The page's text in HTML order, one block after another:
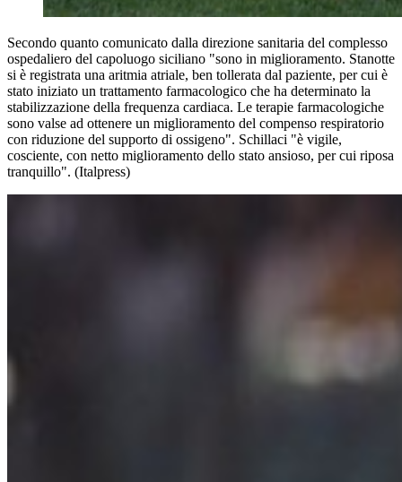
Secondo quanto comunicato dalla direzione sanitaria del complesso
ospedaliero del capoluogo siciliano "sono in miglioramento. Stanotte
si è registrata una aritmia atriale, ben tollerata dal paziente, per cui è
stato iniziato un trattamento farmacologico che ha determinato la
stabilizzazione della frequenza cardiaca. Le terapie farmacologiche
sono valse ad ottenere un miglioramento del compenso respiratorio
con riduzione del supporto di ossigeno". Schillaci "è vigile,
cosciente, con netto miglioramento dello stato ansioso, per cui riposa
tranquillo". (Italpress)